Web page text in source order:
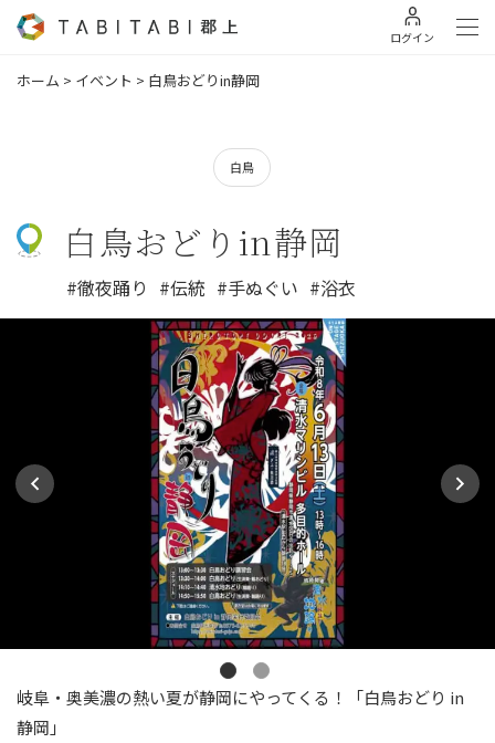
ログイン
ホーム > イベント > 白鳥おどりin静岡
白鳥
白鳥おどりin静岡
#徹夜踊り #伝統 #手ぬぐい #浴衣
岐阜・奥美濃の熱い夏が静岡にやってくる！「白鳥おどり in
静岡」